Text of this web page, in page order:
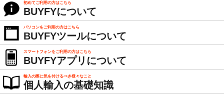
初めてご利用の方はこちら
BUYFYについて
パソコンをご利用の方はこちら
BUYFYツールについて
スマートフォンをご利用の方はこちら
BUYFYアプリについて
輸入の際に気を付けるべき様々なこと
個人輸入の基礎知識